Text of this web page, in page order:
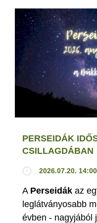
PERSEIDÁK
CSILLAGDÁBAN
2026.07.20. 14:00
A Perseidák az
leglátványosabb
évben - nagyjából